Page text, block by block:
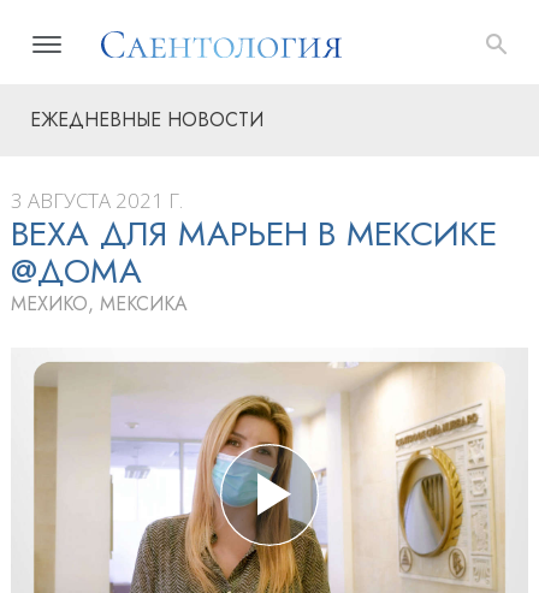
ЕЖЕДНЕВНЫЕ НОВОСТИ
3 АВГУСТА 2021 Г.
ВЕХА ДЛЯ МАРЬЕН В МЕКСИКЕ
@ДОМА
МЕХИКО, МЕКСИКА